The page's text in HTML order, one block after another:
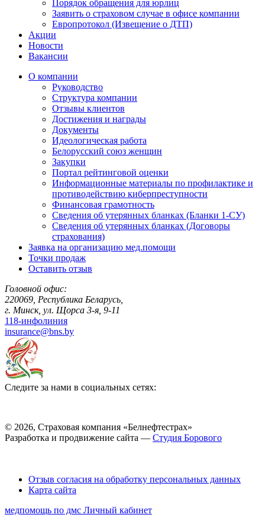
Порядок обращения для юрлиц
Заявить о страховом случае в офисе компании
Европротокол (Извещение о ДТП)
Акции
Новости
Вакансии
О компании
Руководство
Структура компании
Отзывы клиентов
Достижения и награды
Документы
Идеологическая работа
Белорусский союз женщин
Закупки
Портал рейтинговой оценки
Информационные материалы по профилактике и
противодействию киберпреступности
Финансовая грамотность
Сведения об утерянных бланках (Бланки 1-СУ)
Сведения об утерянных бланках (Договоры
страхования)
Заявка на организацию мед.помощи
Точки продаж
Оставить отзыв
Головной офис:
220069, Республика Беларусь,
г. Минск, ул. Щорса 3-я, 9-11
118-инфолиния
insurance@bns.by
Следите за нами в социальных сетях:
© 2026, Страховая компания «Белнефтестрах»
Разработка и продвижение сайта — Студия Борового
Отзыв согласия на обработку персональных данных
Карта сайта
медпомощь по дмс Личный кабинет